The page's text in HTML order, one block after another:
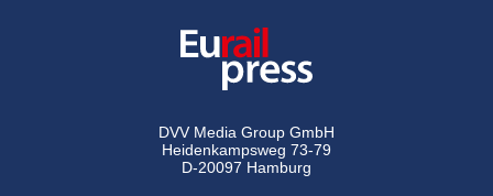
DVV Media Group GmbH
Heidenkampsweg 73-79
D-20097 Hamburg